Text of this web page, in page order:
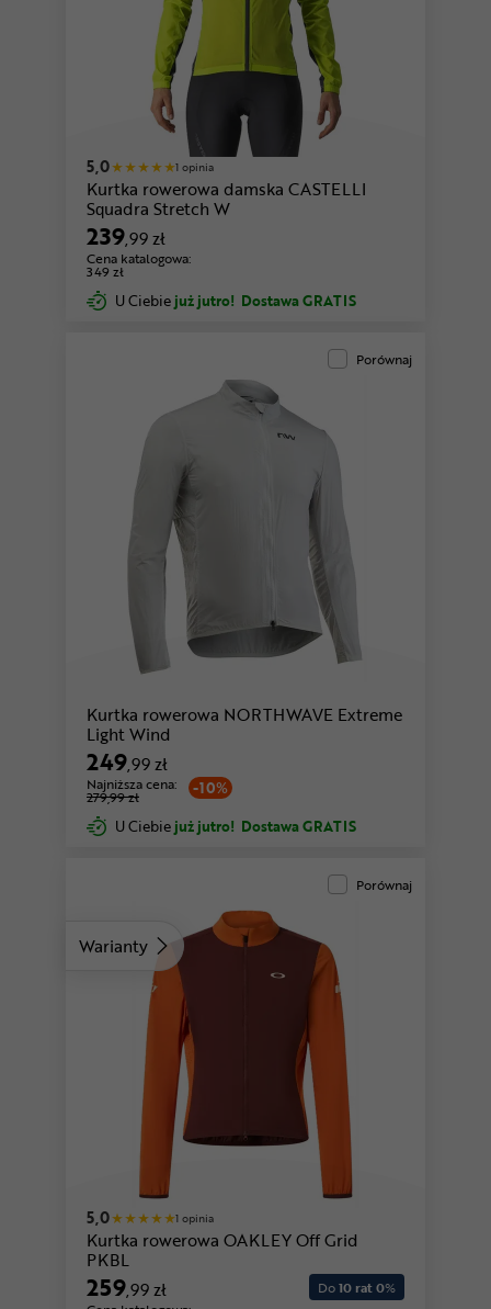
5,0 1 opinia
Kurtka rowerowa damska CASTELLI
Squadra Stretch W
239,99 zł
Cena katalogowa:
349 zł
U Ciebie już jutro! Dostawa GRATIS
Porównaj
Kurtka rowerowa NORTHWAVE Extreme
Light Wind
249,99 zł
-10%
Najniższa cena:
279,99 zł
U Ciebie już jutro! Dostawa GRATIS
Warianty
Porównaj
5,0 1 opinia
Kurtka rowerowa OAKLEY Off Grid
PKBL
259,99 zł Do10 rat 0%